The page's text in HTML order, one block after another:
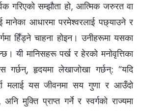
गरिएको सम्झौता हो, आत्मिक जरुरत वा
मानेका आधारमा परमेश्‍वरलाई पछ्याउने र
हिँड्ने चाहना होइन। उनीहरूमा यसका
यी मानिसहरू पर्ख र हेरको मनोवृत्तिका
गर्छन्, हृदयमा लेखाजोखा गर्छन्: “यदि
मलाई यस जीवनमा सय गुणा र आउँदो
मुक्ति प्राप्त गर्ने र स्वर्गको राज्यमा